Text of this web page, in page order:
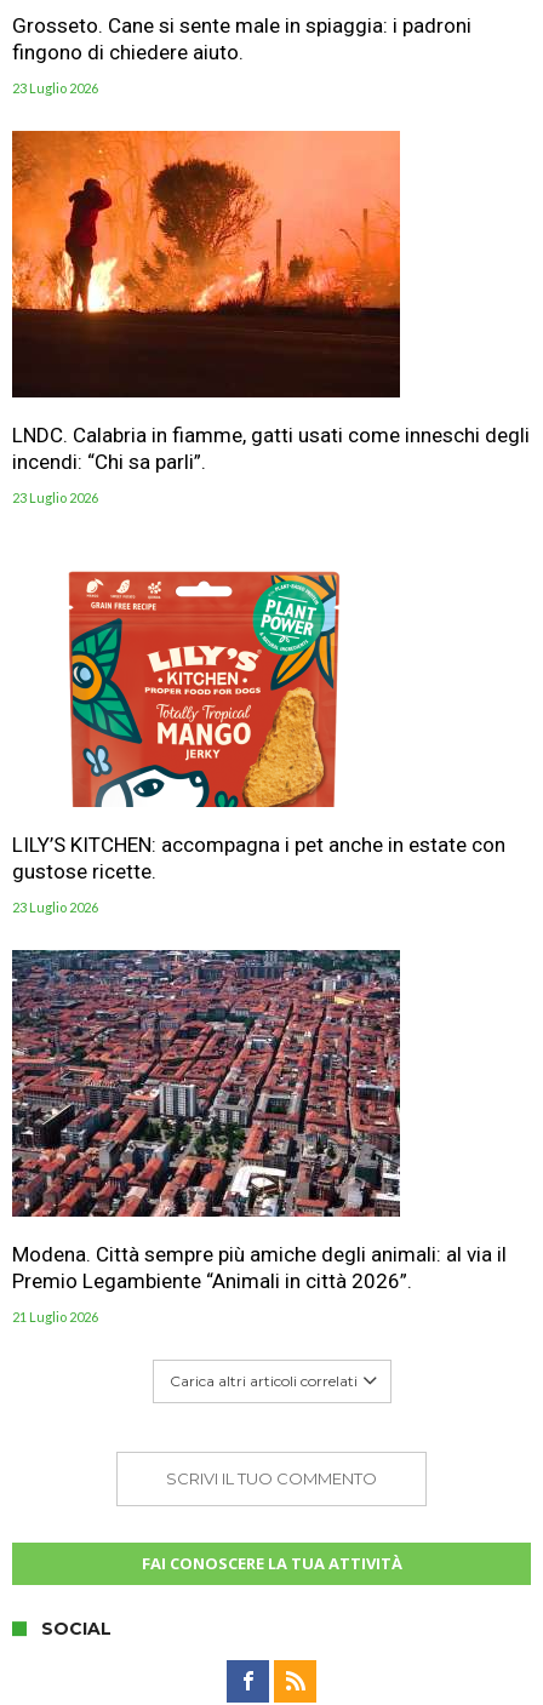
Grosseto. Cane si sente male in spiaggia: i padroni
fingono di chiedere aiuto.
23 Luglio 2026
LNDC. Calabria in fiamme, gatti usati come inneschi degli
incendi: “Chi sa parli”.
23 Luglio 2026
LILY’S KITCHEN: accompagna i pet anche in estate con
gustose ricette.
23 Luglio 2026
Modena. Città sempre più amiche degli animali: al via il
Premio Legambiente “Animali in città 2026”.
21 Luglio 2026
Carica altri articoli correlati
SCRIVI IL TUO COMMENTO
FAI CONOSCERE LA TUA ATTIVITÀ
SOCIAL